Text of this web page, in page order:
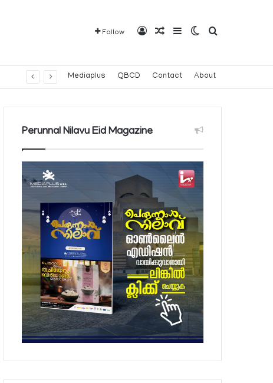
Follow Log InRandom Article
SidebarSwitch skin
Search for
Mediaplus QBCD Contact About
Perunnal Nilavu Eid Magazine